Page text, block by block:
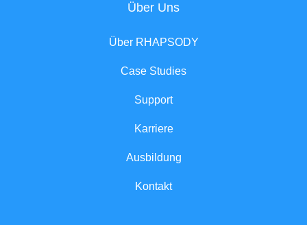
Über Uns
Über RHAPSODY
Case Studies
Support
Karriere
Ausbildung
Kontakt